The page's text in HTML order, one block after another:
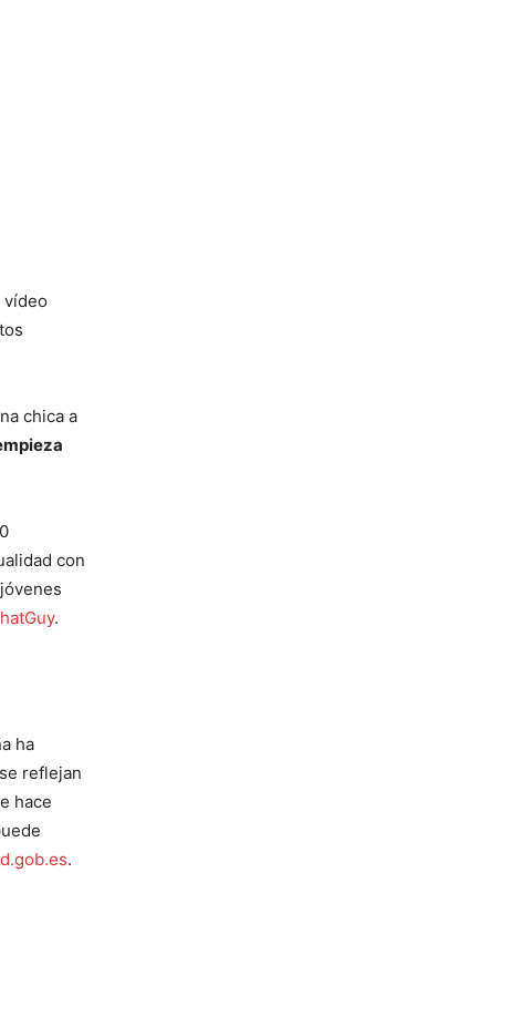
vídeo
chica a
con
.
ha
reflejan
hace
.